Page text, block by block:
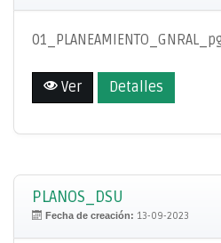
Ver Detalles
PLANOS_DSU
Fecha de creación: 13-09-2023